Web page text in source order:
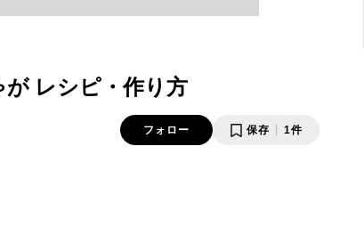
レシピ・作り方
フォロー 保存 1件